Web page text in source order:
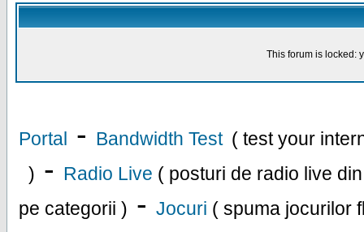
This forum is locked:
Portal - Bandwidth Test ( test your
) - Radio Live ( posturi de radio live
pe categorii ) - Jocuri ( spuma jocurilor